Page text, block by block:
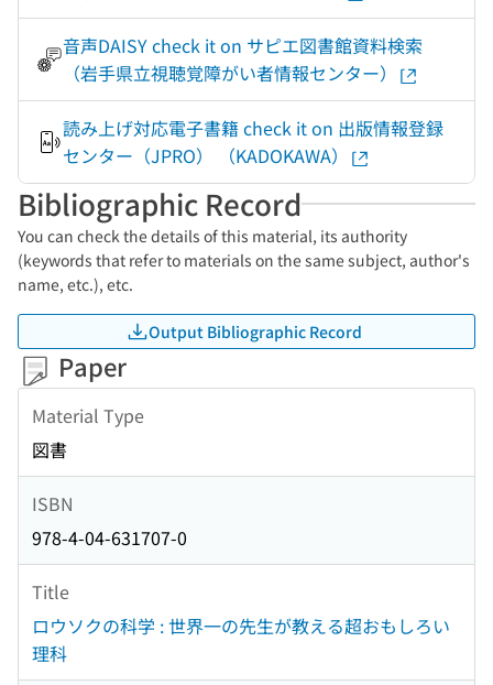
音声DAISY check it on サピエ図書館資料検索
（岩手県立視聴覚障がい者情報センター）
読み上げ対応電子書籍 check it on 出版情報登録
センター（JPRO） （KADOKAWA）
Bibliographic Record
You can check the details of this material, its authority
(keywords that refer to materials on the same subject, author's
name, etc.), etc.
Output Bibliographic Record
Paper
Material Type
図書
ISBN
978-4-04-631707-0
Title
ロウソクの科学 : 世界一の先生が教える超おもしろい
理科